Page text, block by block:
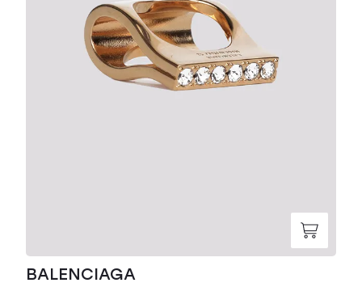
BALENCIAGA